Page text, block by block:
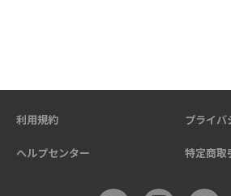
利用規約 プライバ
ヘルプセンター 特定商取